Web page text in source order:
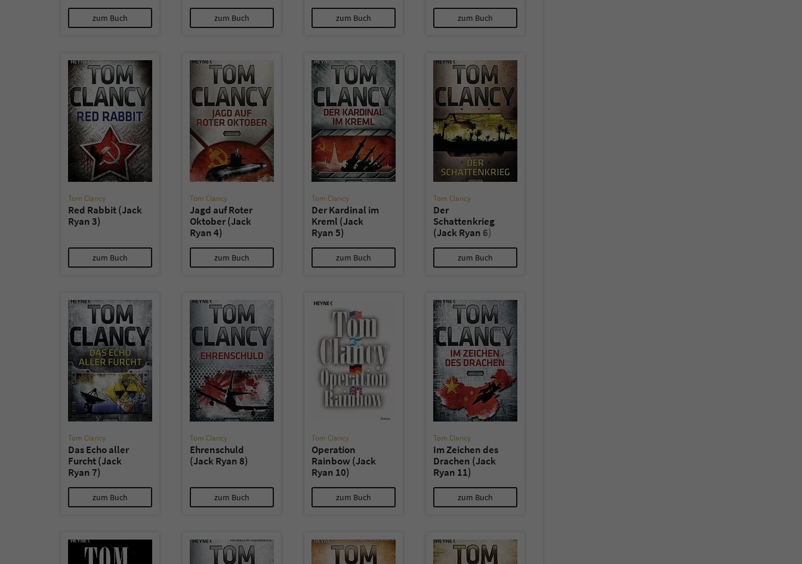
zum Buch zum Buch zum Buch zum Buch
Tom Clancy
Red Rabbit (Jack
Ryan 3)
zum Buch
Tom Clancy
Jagd auf Roter
Oktober (Jack
Ryan 4)
zum Buch
Tom Clancy
Der Kardinal im
Kreml (Jack
Ryan 5)
zum Buch
Tom Clancy
Der
Schattenkrieg
(Jack Ryan 6)
zum Buch
Tom Clancy
Das Echo aller
Furcht (Jack
Ryan 7)
zum Buch
Tom Clancy
Ehrenschuld
(Jack Ryan 8)
zum Buch
Tom Clancy
Operation
Rainbow (Jack
Ryan 10)
zum Buch
Tom Clancy
Im Zeichen des
Drachen (Jack
Ryan 11)
zum Buch